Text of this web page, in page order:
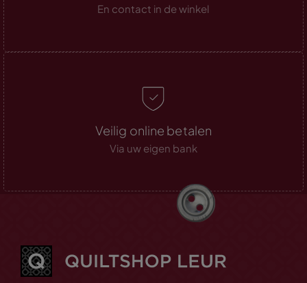
En contact in de winkel
Veilig online betalen
Via uw eigen bank